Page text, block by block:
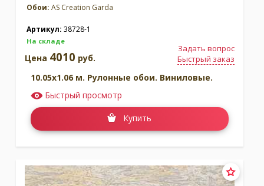
Обои: AS Creation Garda
Артикул: 38728-1
На складе
Задать вопрос
Быстрый заказ
Цена 4010 руб.
10.05x1.06 м. Рулонные обои. Виниловые.
Быстрый просмотр
Купить